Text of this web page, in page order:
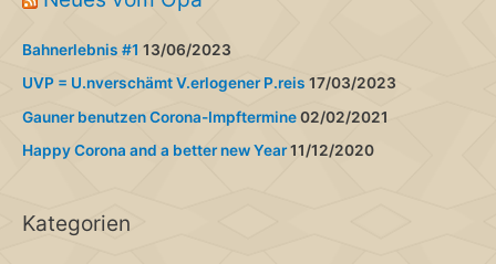
n
n
a
c
Bahnerlebnis #1 13/06/2023
UVP = U.nverschämt V.erlogener P.reis 17/03/2023
Gauner benutzen Corona-Impftermine02/02/2021
Happy Corona and a better new Year11/12/2020
Kategorien